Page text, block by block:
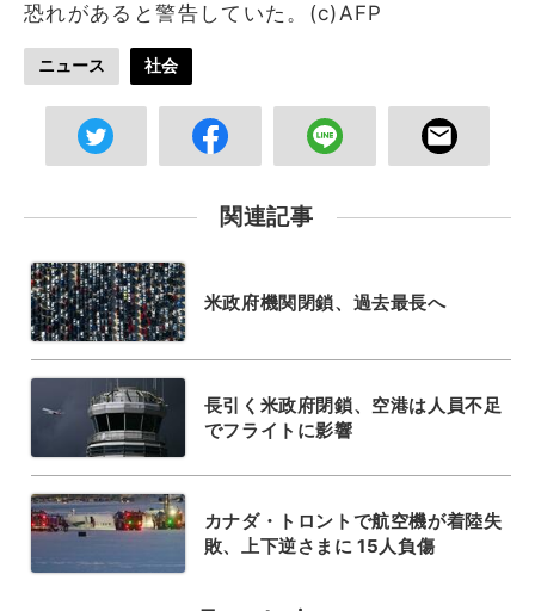
恐れがあると警告していた。(c)AFP
ニュース 社会
関連記事
米政府機関閉鎖、過去最長へ
長引く米政府閉鎖、空港は人員不足
でフライトに影響
カナダ・トロントで航空機が着陸失
敗、上下逆さまに 15人負傷